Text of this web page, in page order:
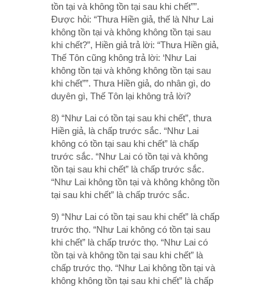
tồn tại và không tồn tại sau khi chết””.
Ðược hỏi: “Thưa Hiền giả, thế là Như Lai
không tồn tại và không không tồn tại sau
khi chết?”, Hiền giả trả lời: “Thưa Hiền giả,
Thế Tôn cũng không trả lời: ‘Như Lai
không tồn tại và không không tồn tại sau
khi chết””. Thưa Hiền giả, do nhân gì, do
duyên gì, Thế Tôn lại không trả lời?
8) “Như Lai có tồn tại sau khi chết”, thưa
Hiền giả, là chấp trước sắc. “Như Lai
không có tồn tại sau khi chết” là chấp
trước sắc. “Như Lai có tồn tại và không
tồn tại sau khi chết” là chấp trước sắc.
“Như Lai không tồn tại và không không tồn
tại sau khi chết” là chấp trước sắc.
9) “Như Lai có tồn tại sau khi chết” là chấp
trước thọ. “Như Lai không có tồn tại sau
khi chết” là chấp trước thọ. “Như Lai có
tồn tại và không tồn tại sau khi chết” là
chấp trước thọ. “Như Lai không tồn tại và
không không tồn tại sau khi chết” là chấp